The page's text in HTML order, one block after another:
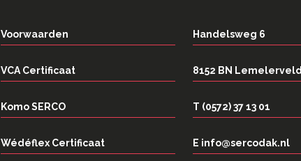
Voorwaarden
VCA Certificaat
Komo SERCO
Wédéflex Certificaat
Handelsweg 6
8152 BN Lemelerveld
T (0572) 37 13 01
E info@sercodak.nl